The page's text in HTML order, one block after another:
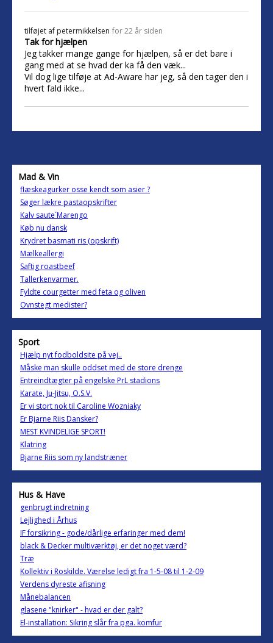
tilføjet af petermikkelsen for 22 år siden
Tak for hjælpen
Jeg takker mange gange for hjælpen, så er det bare i
gang med at se hvad der ka få den væk...
Vil dog lige tilføje at Ad-Aware har jeg, så den tager den i
hvert fald ikke...
Mad & Vin
flæskeagurker osse kendt som asier ?
Søger lækre pastaopskrifter
Kalv saute´Marengo
Køb nu dansk
Krydret basmati ris (opskrift)
Mælkeallergi
Saftig roastbeef
Tallerkenvarmer.
Fyldte courgetter med feta og oliven
Ovnstegt medister?
Sport
Hjælp nyt fodboldsite på vej..
Måske man skulle oddset med de store drenge
Entreindtægter på engelske PrL stadions
Karate, Ju-Jitsu, O.S.V.
Er vi stort nok til Caroline Wozniaky
Er Bjarne Riis Dansker?
MEST KVINDELIGE SPORT!
Klatring
Bjarne Riis som ny landstræner
Hus & Have
genbrugt indretning
Lejlighed i Århus
IF forsikring - gode/dårlige erfaringer med dem!
black & Decker multiværktøj, er det noget værd?
Træ
Kollektiv i Roskilde. Værelse ledigt fra 1-5-08 til 1-2-09
Verdens dyreste afisning
Månebalancen
glasene "knirker" - hvad er der galt?
El-installation: Sikring slår fra pga. komfur